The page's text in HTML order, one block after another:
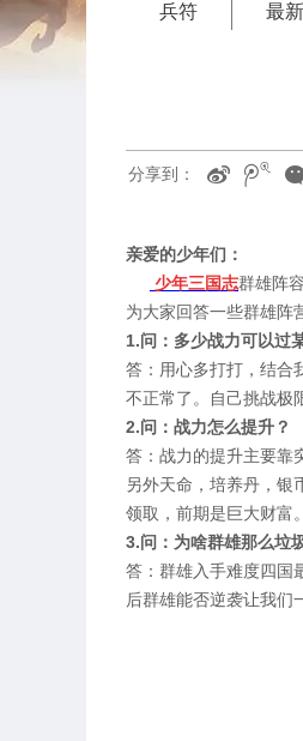
兵符 最新
分享到：
亲爱的少年们：
少年三国志群雄阵
为大家回答一些群雄阵
1.问：多少战力可以过
答：用心多打打，结合
不正常了。自己挑战极
2.问：战力怎么提升？
答：战力的提升主要靠
另外天命，培养丹，银
领取，前期是巨大财富。
3.问：为啥群雄那么垃
答：群雄入手难度四国
后群雄能否逆袭让我们